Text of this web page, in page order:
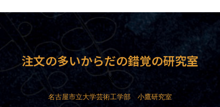
注文の多いからだの錯覚の研究室
名古屋市立大学芸術工学部 小鷹研究室